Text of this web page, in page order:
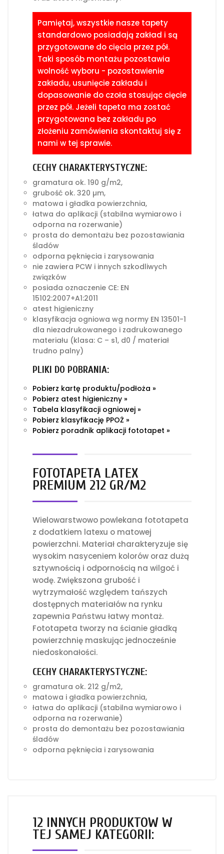
Pamiętaj, wszystkie nasze tapety
standardowo posiadają zakład i są
przygotowane do cięcia przez pół.
Taki sposób montażu pozostawia
wolność wyboru - pozostawienie
zakładu, usunięcie zakładu i
dopasowanie do czoła stosując cięcie
przez pół. Jeżeli tapeta ma zostać
przygotowana bez zakładu po
złożeniu zamówienia skontaktuj się z
nami w tej sprawie.
CECHY CHARAKTERYSTYCZNE:
gramatura ok. 190 g/m2,
grubość ok. 320 µm,
matowa i gładka powierzchnia,
łatwa do aplikacji (stabilna wymiarowo i
odporna na rozerwanie)
prosta do demontażu bez pozostawiania
śladów
odporna pęknięcia i zarysowania
nie zawiera PCW i innych szkodliwych
związków
posiada oznaczenie CE: EN
15102:2007+A1:2011
atest higieniczny
klasyfikacja ogniowa wg normy EN 13501-1
dla niezadrukowanego i zadrukowanego
materiału (klasa: C – s1, d0 / materiał
trudno palny)
PLIKI DO POBRANIA:
Pobierz kartę produktu/podłoża »
Pobierz atest higieniczny »
Tabela klasyfikacji ogniowej »
Pobierz klasyfikację PPOŻ »
Pobierz poradnik aplikacji fototapet »
FOTOTAPETA LATEX
PREMIUM 212 GR/M2
Wielowarstwowo powlekana fototapeta
z dodatkiem latexu o matowej
powierzchni. Materiał charakteryzuje się
wysokim nasyceniem kolorów oraz dużą
sztywnością i odpornością na wilgoć i
wodę. Zwiększona grubość i
wytrzymałość względem tańszych
dostępnych materiałów na rynku
zapewnia Państwu łatwy montaż.
Fototapeta tworzy na ścianie gładką
powierzchnię maskując jednocześnie
niedoskonałości.
CECHY CHARAKTERYSTYCZNE:
gramatura ok. 212 g/m2,
matowa i gładka powierzchnia,
łatwa do aplikacji (stabilna wymiarowo i
odporna na rozerwanie)
prosta do demontażu bez pozostawiania
śladów
odporna pęknięcia i zarysowania
12 INNYCH PRODUKTÓW W
TEJ SAMEJ KATEGORII: